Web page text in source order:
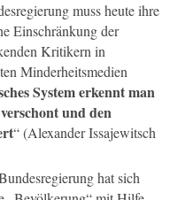
muss heute ihre
Einschränkung der
Kritikern in
Minderheitsmedien
System erkennt man
und den
“ (Alexander Issajewitsch
hat sich